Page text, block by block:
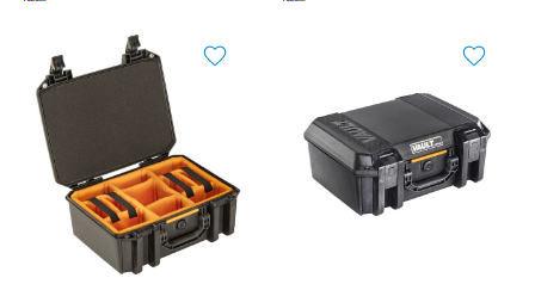
Arms
Conferencia
Grabadoras
Micrófonos
Micrófonos
lavalier